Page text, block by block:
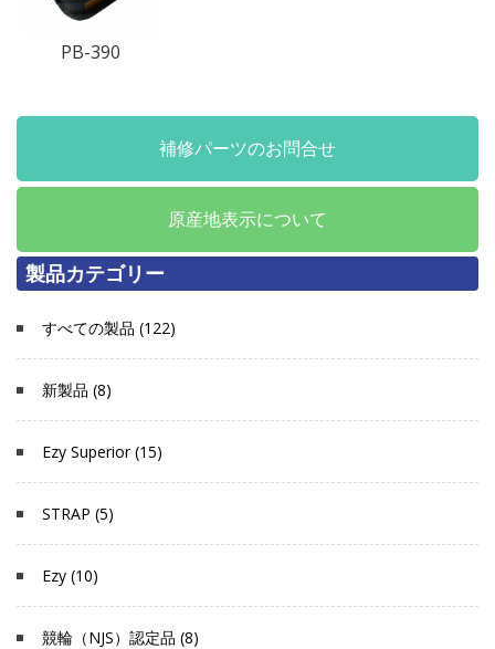
PB-390
補修パーツのお問合せ
原産地表示について
製品カテゴリー
すべての製品 (122)
新製品 (8)
Ezy Superior (15)
STRAP (5)
Ezy (10)
競輪（NJS）認定品 (8)